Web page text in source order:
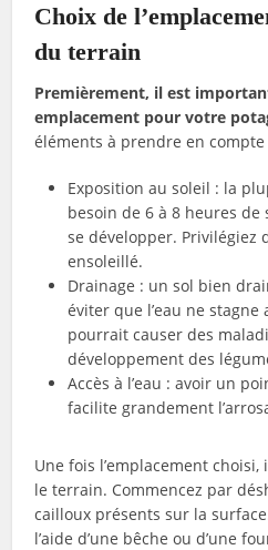
Choix de
du terrain
Premièrement, il est
emplacement pour votre
éléments à prendre en compte
Exposition au soleil : la
besoin de 6 à 8 heures
se développer. Privilégiez
ensoleillé.
Drainage : un sol bien
éviter que l’eau ne
pourrait causer des
développement des
Accès à l’eau : avoir un
facilite grandement
Une fois l’emplacement
le terrain. Commencez par
cailloux présents sur la
l’aide d’une bêche ou d’une